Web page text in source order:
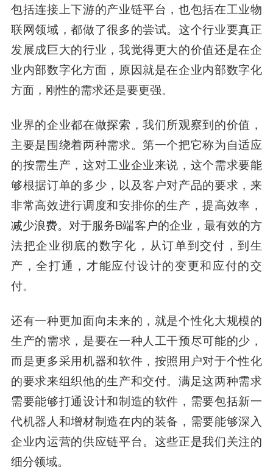
包括连接上下游的产业链平台，也包括在工业物
联网领域，都做了很多的尝试。这个行业要真正
发展成巨大的行业，我觉得更大的价值还是在企
业内部数字化方面，原因就是在企业内部数字化
方面，刚性的需求还是要更强。
业界的企业都在做探索，我们所观察到的价值，
主要是围绕着两种需求。第一个把它称为自适应
的按需生产，这对工业企业来说，这个需求要能
够根据订单的多少，以及客户对产品的要求，来
非常高效进行调度和安排你的生产，提高效率，
减少浪费。对于服务B端客户的企业，最有效的方
法把企业彻底的数字化，从订单到交付，到生
产，全打通，才能应付设计的变更和应付的交
付。
还有一种更加面向未来的，就是个性化大规模的
生产的需求，是要在一种人工干预尽可能的少，
而是更多采用机器和软件，按照用户对于个性化
的要求来组织他的生产和交付。满足这两种需求
需要能够打通设计和制造的软件，需要包括新一
代机器人和增材制造在内的装备，需要能够深入
企业内运营的供应链平台。这些正是我们关注的
细分领域。